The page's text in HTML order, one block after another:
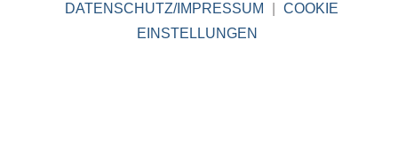
DATENSCHUTZ/IMPRESSUM
COOKIE
EINSTELLUNGEN